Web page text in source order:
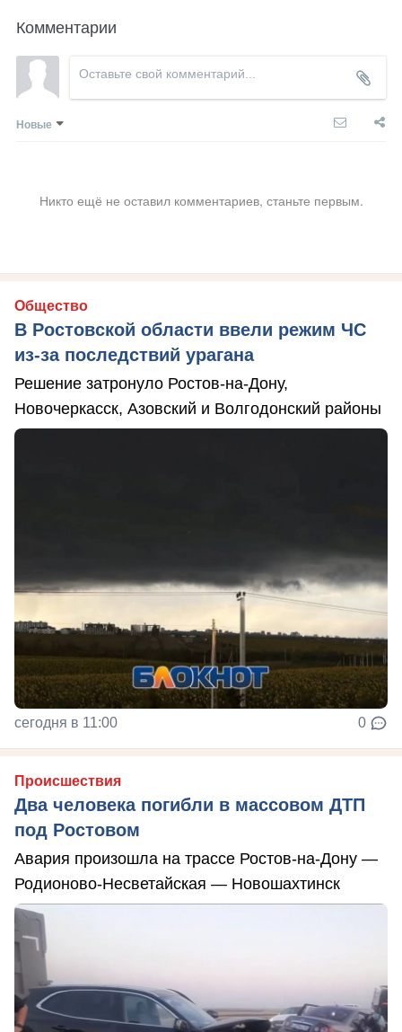
Комментарии
Новые
Никто ещё не оставил комментариев, станьте первым.
Общество
В Ростовской области ввели режим ЧС
из-за последствий урагана
Решение затронуло Ростов-на-Дону,
Новочеркасск, Азовский и Волгодонский районы
сегодня в 11:00 0
Происшествия
Два человека погибли в массовом ДТП
под Ростовом
Авария произошла на трассе Ростов-на-Дону —
Родионово-Несветайская — Новошахтинск